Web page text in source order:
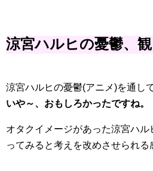
涼宮ハルヒの憂鬱、観
涼宮ハルヒの憂鬱(アニメ)を通し
いや～、おもしろかったですね。
オタクイメージがあった涼宮ハ
ってみると考えを改めさせられる